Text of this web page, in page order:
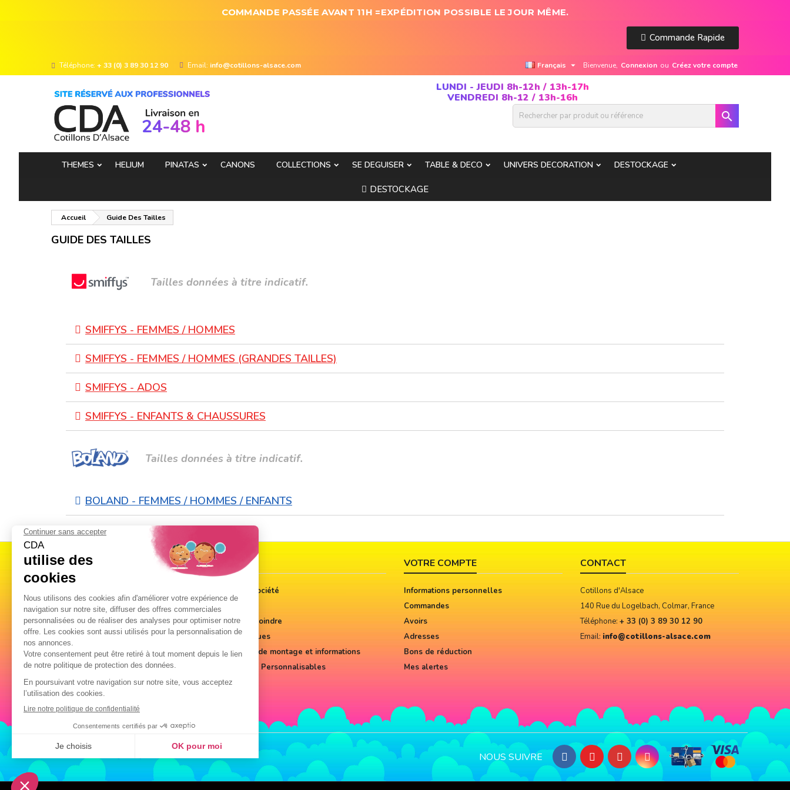
COMMANDE PASSÉE AVANT 11H =EXPÉDITION POSSIBLE LE JOUR MÊME.
Commande Rapide
Téléphone: + 33 (0) 3 89 30 12 90 Email: info@cotillons-alsace.com Bienvenue, Connexion ou Créez votre compte
Français 
LUNDI - JEUDI 8h-12h / 13h-17h
VENDREDI 8h-12 / 13h-16h

THEMES HELIUM PINATAS CANONS COLLECTIONS SE DEGUISER TABLE & DECO UNIVERS DECORATION DESTOCKAGE
DESTOCKAGE
Accueil Guide Des Tailles
GUIDE DES TAILLES
Tailles données à titre indicatif.
SMIFFYS - FEMMES / HOMMES
SMIFFYS - FEMMES / HOMMES (GRANDES TAILLES)
SMIFFYS - ADOS
SMIFFYS - ENFANTS & CHAUSSURES
Tailles données à titre indicatif.
BOLAND - FEMMES / HOMMES / ENFANTS
SITE
Conditions générales de vente
FAQ
Guide Des Tailles
Politique de confidentialité et cookies
Plan du site
Guirlandes Publicitaires
Kits de décoration
Drapeaux Personnalisés
CDA
Notre Société
Nous rejoindre
Catalogues
Notices de montage et informations
Produits Personnalisables
VOTRE COMPTE
Informations personnelles
Commandes
Avoirs
Adresses
Bons de réduction
Mes alertes
CONTACT
Cotillons d'Alsace
140 Rue du Logelbach, Colmar, France
Téléphone: + 33 (0) 3 89 30 12 90
Email: info@cotillons-alsace.com
NOUS SUIVRE